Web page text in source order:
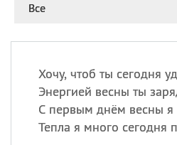
Все
Хочу, чтоб ты сегодня
Энергией весны ты
С первым днём весны я
Тепла я много сегодня
07.08
07.08